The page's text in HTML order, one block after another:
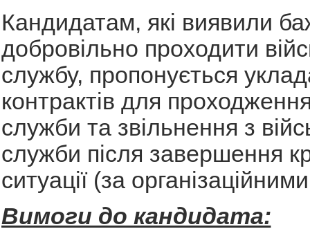
Кандидатам, які виявили
добровільно проходити
службу, пропонується
контрактів для
служби та звільнення з
служби після завершення
ситуації (за
Вимоги до кандидата: